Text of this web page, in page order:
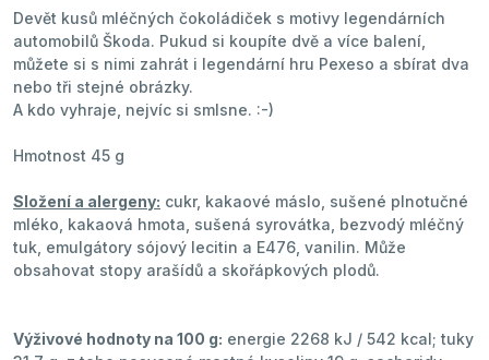
Devět kusů mléčných čokoládiček s motivy legendárních
automobilů Škoda. Pukud si koupíte dvě a více balení,
můžete si s nimi zahrát i legendární hru Pexeso a sbírat dva
nebo tři stejné obrázky.
A kdo vyhraje, nejvíc si smlsne. :-)
Hmotnost 45 g
Složení a alergeny: cukr, kakaové máslo, sušené plnotučné
mléko, kakaová hmota, sušená syrovátka, bezvodý mléčný
tuk, emulgátory sójový lecitin a E476, vanilin. Může
obsahovat stopy arašídů a skořápkových plodů.
Výživové hodnoty na 100 g: energie 2268 kJ / 542 kcal; tuky